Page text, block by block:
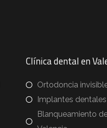
Clínica dental en
Ortodoncia
Implantes
Blanqueamiento